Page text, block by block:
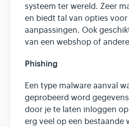
systeem ter wereld. Zeer
en biedt tal van opties
aanpassingen. Ook
van een webshop of
Phishing
Een type malware aanval
geprobeerd word
door je te laten inloggen
erg veel op een bestaande